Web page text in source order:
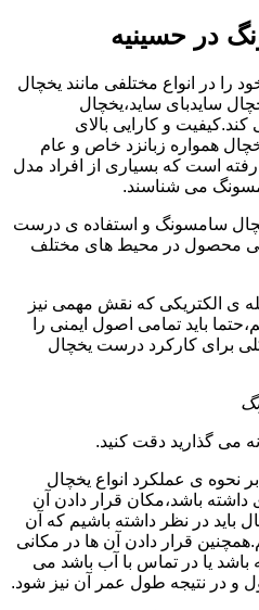
در حسینیه
در انواع مختلفی مانند یخچال
سایدبای ساید،یخچال
کند.کیفیت و کارایی بالای
همواره زبانزد خاص و عام
است که بسیاری از افراد مدل
می شناسند.
سامسونگ و استفاده ی درست
محصول در محیط های مختلف
ی الکتریکی که نقش مهمی نیز
باید تمامی اصول ایمنی را
برای کارکرد درست یخچال
می گذارید دقت کنید.
نحوه ی عملکرد انواع یخچال
باشد،مکان قرار دادن آن
باید در نظر داشته باشیم که آن
قرار دادن آن ها در مکانی
یا در تماس با آب باشد می
و در نتیجه طول عمر آن نیز شود.